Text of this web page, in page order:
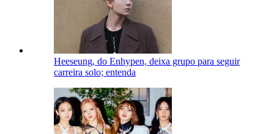
Heeseung, do Enhypen, deixa grupo para seguir
carreira solo; entenda